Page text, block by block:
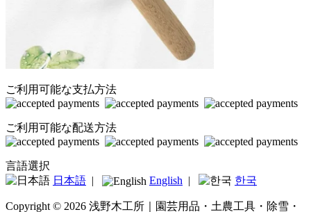
ご利用可能な支払方法
ご利用可能な配送方法
言語選択
日本語 | English | 한국
Copyright © 2026 浅野木工所｜園芸用品・土農工具・除雪・